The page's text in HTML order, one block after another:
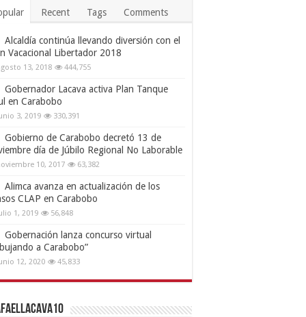
Recent Tags Comments
Alcaldía continúa llevando diversión con el
Vacacional Libertador 2018
13, 2018 444,755
Gobernador Lacava activa Plan Tanque
en Carabobo
3, 2019 330,391
Gobierno de Carabobo decretó 13 de
día de Júbilo Regional No Laborable
10, 2017 63,382
Alimca avanza en actualización de los
CLAP en Carabobo
1, 2019 56,848
Gobernación lanza concurso virtual
a Carabobo”
12, 2020 45,833